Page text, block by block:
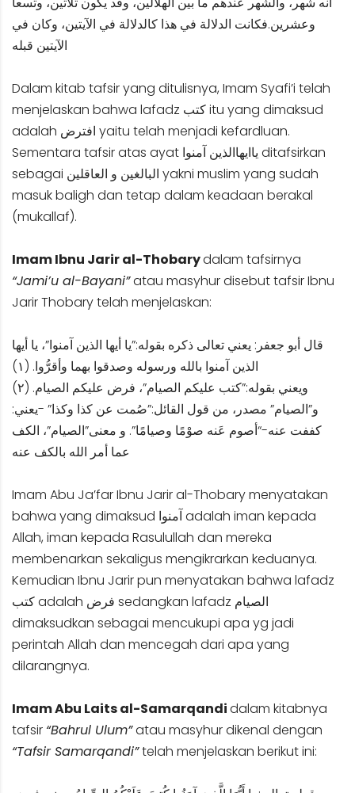
وعشرين.فكانت الدلالة في هذا كالدلالة في الآيتين، وكان في
الآيتين قبله
Dalam kitab tafsir yang ditulisnya, Imam Syafi’i telah
menjelaskan bahwa lafadz كتب itu yang dimaksud
adalah افترض yaitu telah menjadi kefardluan.
Sementara tafsir atas ayat ياايهاالذين آمنوا ditafsirkan
sebagai البالغين و العاقلين yakni muslim yang sudah
masuk baligh dan tetap dalam keadaan berakal
(mukallaf).
Imam Ibnu Jarir al-Thobarydalam tafsirnya
“Jami’u al-Bayani”atau masyhur disebut tafsir Ibnu
Jarir Thobary telah menjelaskan:
قال أبو جعفر: يعني تعالى ذكره بقوله:”يا أيها الذين آمنوا”، يا أيها
الذين آمنوا بالله ورسوله وصدقوا بهما وأقرُّوا. (١)
ويعني بقوله:”كتب عليكم الصيام”، فرض عليكم الصيام. (٢)
و”الصيام” مصدر، من قول القائل:”صُمت عن كذا وكذا” -يعني:
كففت عنه-“أصوم عَنه صوْمًا وصيامًا”. و معنى”الصيام”، الكف
عما أمر الله بالكف عنه
Imam Abu Ja’far Ibnu Jarir al-Thobary menyatakan
bahwa yang dimaksud آمنوا adalah iman kepada
Allah, iman kepada Rasulullah dan mereka
membenarkan sekaligus mengikrarkan keduanya.
Kemudian Ibnu Jarir pun menyatakan bahwa lafadz
كتب adalah فرض sedangkan lafadz الصيام
dimaksudkan sebagai mencukupi apa yg jadi
perintah Allah dan mencegah dari apa yang
dilarangnya.
Imam Abu Laits al-Samarqandidalam kitabnya
tafsir “Bahrul Ulum”atau masyhur dikenal dengan
“Tafsir Samarqandi”telah menjelaskan berikut ini: